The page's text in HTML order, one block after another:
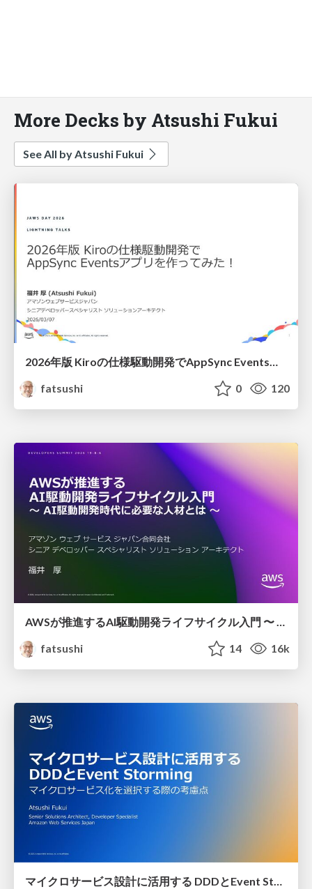
More Decks by Atsushi Fukui
See All by Atsushi Fukui
2026年版 Kiroの仕様駆動開発で AppSync Eventsアプリを作ってみた！ / 2026-JAWS-DAYS_SA-LT-AppSync-with-kiro-sdd
fatsushi
0 120
fatsushi
14 16k
マイクロサービス設計に活⽤する DDDとEvent Storming / designing_microservices_with_DDD_and_EventStorming